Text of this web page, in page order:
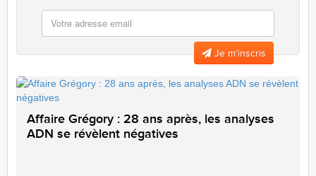
Je m’inscris
Affaire Grégory : 28 ans après, les analyses
ADN se révèlent négatives